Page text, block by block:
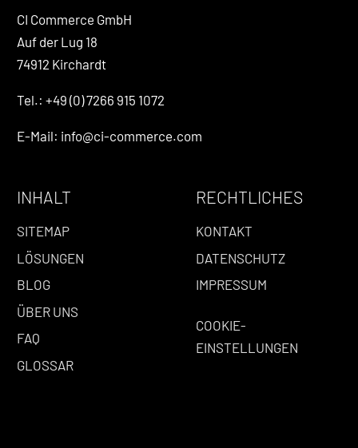
CI Commerce GmbH
Auf der Lug 18
74912 Kirchardt
Tel.: +49 (0) 7266 915 1072
E-Mail: info@ci-commerce.com
INHALT
SITEMAP
LÖSUNGEN
BLOG
ÜBER UNS
FAQ
GLOSSAR
RECHTLICHES
KONTAKT
DATENSCHUTZ
IMPRESSUM
COOKIE-
EINSTELLUNGEN